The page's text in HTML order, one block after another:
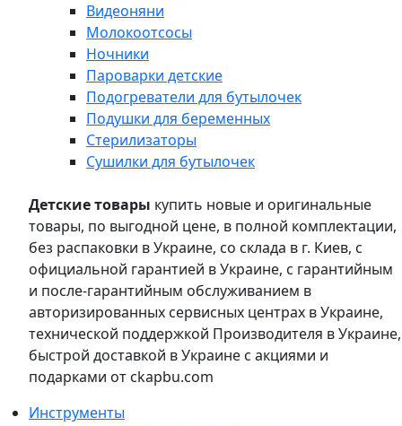
Видеоняни
Молокоотсосы
Ночники
Пароварки детские
Подогреватели для бутылочек
Подушки для беременных
Стерилизаторы
Сушилки для бутылочек
Детские товары купить новые и оригинальные
товары, по выгодной цене, в полной комплектации,
без распаковки в Украине, со склада в г. Киев, с
официальной гарантией в Украине, с гарантийным
и после-гарантийным обслуживанием в
авторизированных сервисных центрах в Украине,
технической поддержкой Производителя в Украине,
быстрой доставкой в Украине с акциями и
подарками от ckapbu.com
Инструменты